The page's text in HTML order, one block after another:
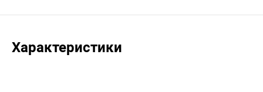
Характеристики